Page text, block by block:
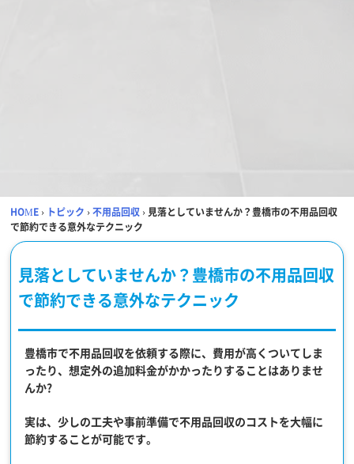
HOME › トピック › 不用品回収 › 見落としていませんか？豊橋市の不用品回収
で節約できる意外なテクニック
見落としていませんか？豊橋市の不用品回収
で節約できる意外なテクニック
豊橋市で不用品回収を依頼する際に、費用が高くついてしま
ったり、想定外の追加料金がかかったりすることはありませ
んか?
実は、少しの工夫や事前準備で不用品回収のコストを大幅に
節約することが可能です。